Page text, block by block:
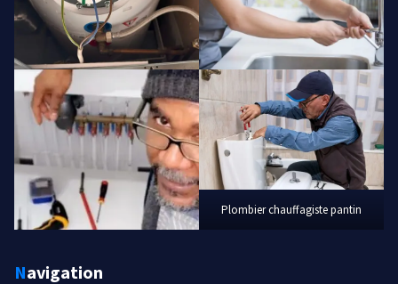
Plombier chauffagiste pantin
Navigation